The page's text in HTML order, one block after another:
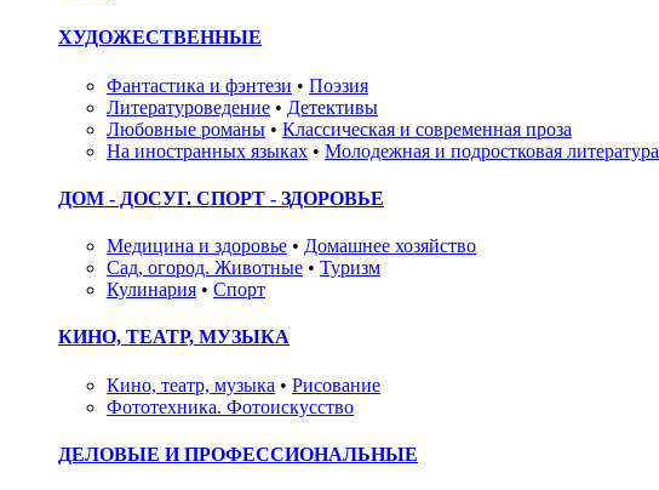
ХУДОЖЕСТВЕННЫЕ
Фантастика и фэнтези • Поэзия
Литературоведение • Детективы
Любовные романы • Классическая и современная проза
На иностранных языках • Молодежная и подростковая литература
ДОМ - ДОСУГ. СПОРТ - ЗДОРОВЬЕ
Медицина и здоровье • Домашнее хозяйство
Сад, огород. Животные • Туризм
Кулинария • Спорт
КИНО, ТЕАТР, МУЗЫКА
Кино, театр, музыка • Рисование
Фототехника. Фотоискусство
ДЕЛОВЫЕ И ПРОФЕССИОНАЛЬНЫЕ